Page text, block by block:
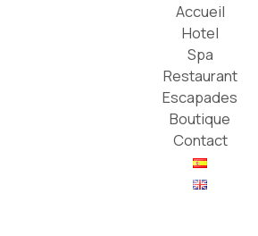
Accueil
Hotel
Spa
Restaurant
Escapades
Boutique
Contact